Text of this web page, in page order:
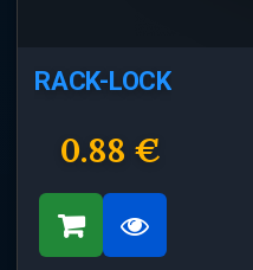
RACK-LOCK
0.88 €